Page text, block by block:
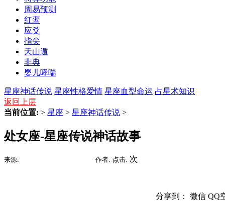
周易预测
红鸾
应爻
指尖
天山遁
非典
婴儿哮喘
星座神话传说 星座性格爱情 星座血型命运 占星术知识
返回上层
当前位置: > 星座 > 星座神话传说 >
处女座-星座传说神话故事
来源: 作者: 点击: 次
分享到： 微信 QQ